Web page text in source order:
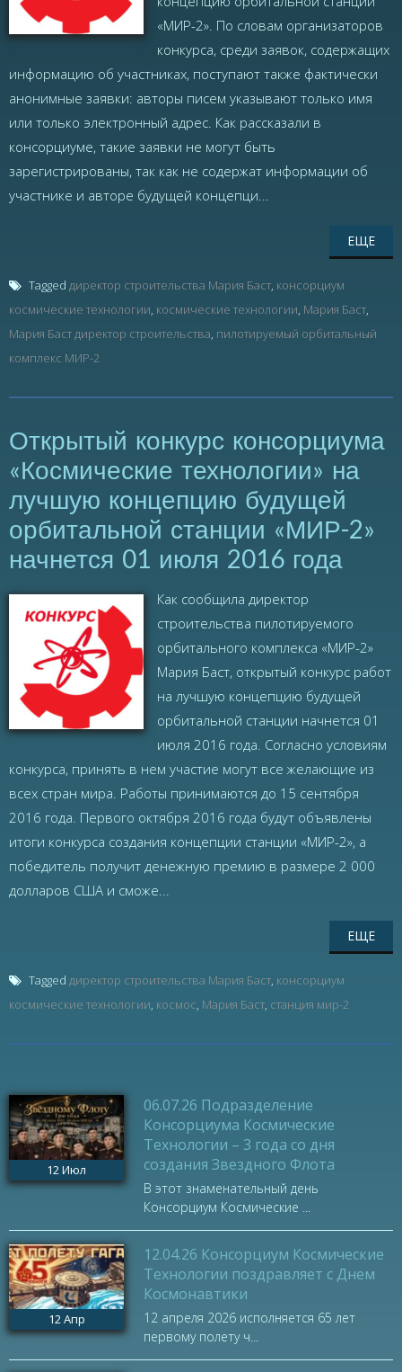
«МИР-2». По словам организаторов
конкурса, среди заявок, содержащих
информацию об участниках, поступают также фактически
анонимные заявки: авторы писем указывают только имя
или только электронный адрес. Как рассказали в
консорциуме, такие заявки не могут быть
зарегистрированы, так как не содержат информации об
участнике и авторе будущей концепци...
ЕЩЕ
Tagged директор строительства Мария Баст консорциум
космические технологии космические технологии Мария Баст
Мария Баст директор строительства пилотируемый орбитальный
комплекс МИР-2
Открытый конкурс консорциума
«Космические технологии» на
лучшую концепцию будущей
орбитальной станции «МИР-2»
начнется 01 июля 2016 года
Как сообщила директор
строительства пилотируемого
орбитального комплекса «МИР-2»
Мария Баст, открытый конкурс работ
на лучшую концепцию будущей
орбитальной станции начнется 01
июля 2016 года. Согласно условиям
конкурса, принять в нем участие могут все желающие из
всех стран мира. Работы принимаются до 15 сентября
2016 года. Первого октября 2016 года будут объявлены
итоги конкурса создания концепции станции «МИР-2», а
победитель получит денежную премию в размере 2 000
долларов США и сможе...
ЕЩЕ
Tagged директор строительства Мария Баст консорциум
космические технологии космос Мария Баст станция мир-2
12Июл
06.07.26 Подразделение
Консорциума Космические
Технологии – 3 года со дня
создания Звездного Флота
В этот знаменательный день
Консорциум Космические ...
12Апр
12.04.26 Консорциум Космические
Технологии поздравляет с Днем
Космонавтики
12 апреля 2026 исполняется 65 лет
первому полету ч...